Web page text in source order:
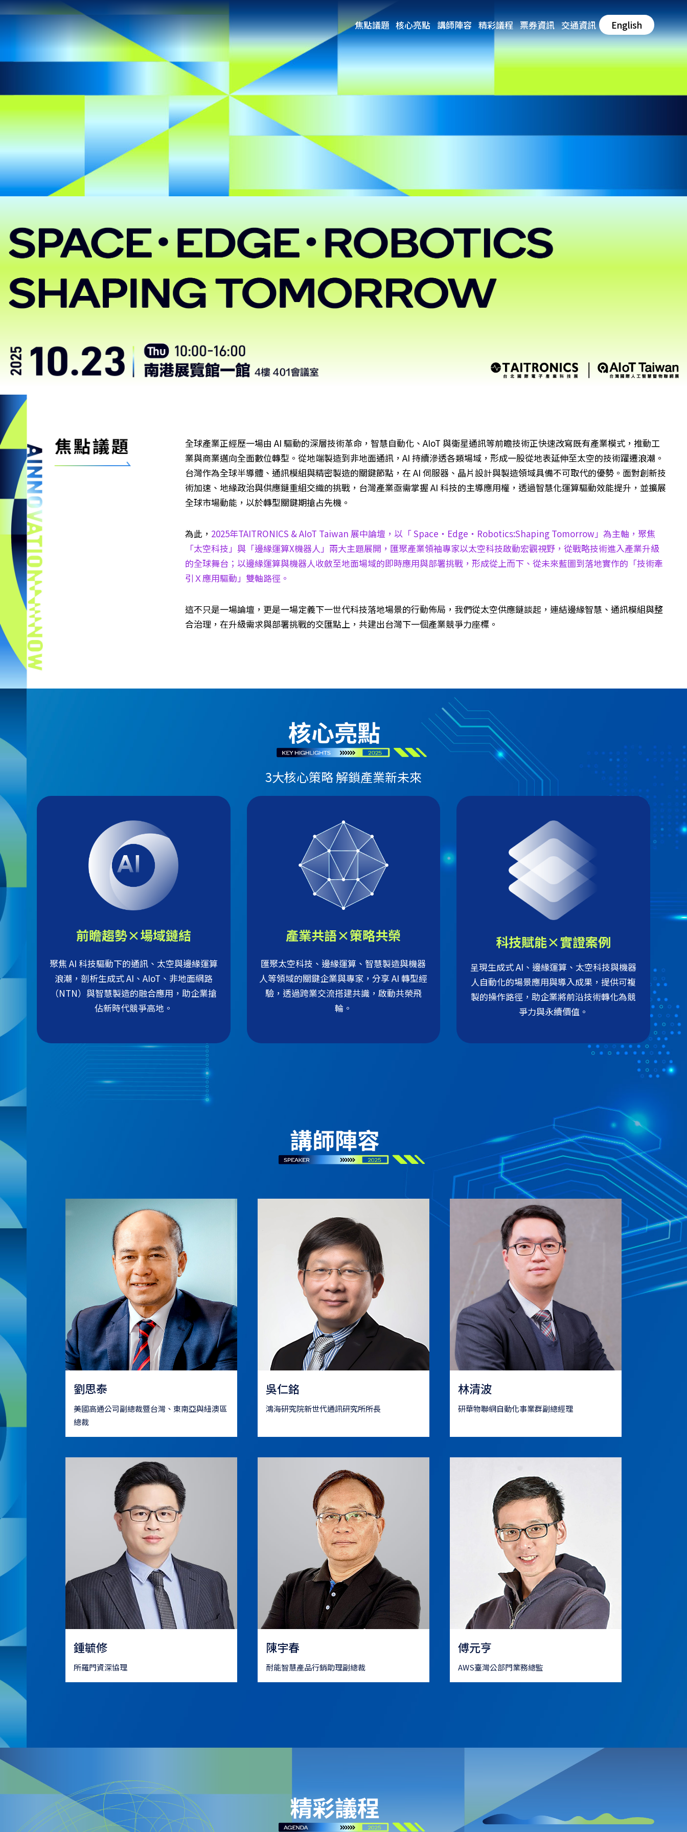
焦點議題 核心亮點 講師陣容 精彩議程 票券資訊 交通資訊 English
全球產業正經歷一場由 AI 驅動的深層技術革命，智慧自動化、AIoT 與衛星通訊等前瞻技術正快速改寫既有產業模式，推動工
業與商業邁向全面數位轉型。從地端製造到非地面通訊，AI 持續滲透各類場域，形成一股從地表延伸至太空的技術躍遷浪潮。
台灣作為全球半導體、通訊模組與精密製造的關鍵節點，在 AI 伺服器、晶片設計與製造領域具備不可取代的優勢。面對創新技
術加速、地緣政治與供應鏈重組交織的挑戰，台灣產業亟需掌握 AI 科技的主導應用權，透過智慧化運算驅動效能提升，並擴展
全球市場動能，以於轉型關鍵期搶占先機。
為此， 2025年TAITRONICS & AIoT Taiwan 展中論壇，以「 Space・Edge・Robotics:Shaping Tomorrow」為主軸，聚焦
「太空科技」與「邊緣運算X機器人」兩大主題展開，匯聚產業領袖專家以太空科技啟動宏觀視野，從戰略技術進入產業升級
的全球舞台；以邊緣運算與機器人收斂至地面場域的即時應用與部署挑戰，形成從上而下、從未來藍圖到落地實作的「技術牽
引Ｘ應用驅動」雙軸路徑。
這不只是一場論壇，更是一場定義下一世代科技落地場景的行動佈局，我們從太空供應鏈談起，連結邊緣智慧、通訊模組與整
合治理，在升級需求與部署挑戰的交匯點上，共建出台灣下一個產業競爭力座標。
3大核心策略 解鎖產業新未來
前瞻趨勢×場域鏈結
聚焦 AI 科技驅動下的通訊、太空與邊緣運算
浪潮，剖析生成式 AI、AIoT、非地面網路
（NTN）與智慧製造的融合應用，助企業搶
佔新時代競爭高地。
產業共語×策略共榮
匯聚太空科技、邊緣運算、智慧製造與機器
人等領域的關鍵企業與專家，分享 AI 轉型經
驗，透過跨業交流搭建共識，啟動共榮飛
輪。
科技賦能×實證案例
呈現生成式 AI、邊緣運算、太空科技與機器
人自動化的場景應用與導入成果，提供可複
製的操作路徑，助企業將前沿技術轉化為競
爭力與永續價值。
劉思泰
美國高通公司副總裁暨台灣、東南亞與紐澳區
總裁
吳仁銘
鴻海研究院新世代通訊研究所所長
林清波
研華物聯網自動化事業群副總經理
鍾毓修
所羅門資深協理
陳宇春
耐能智慧產品行銷助理副總裁
傅元亨
AWS臺灣公部門業務總監